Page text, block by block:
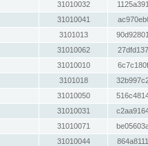
31010032
31010041
3101013
31010062
31010010
3101018
31010050
31010031
31010071
31010044